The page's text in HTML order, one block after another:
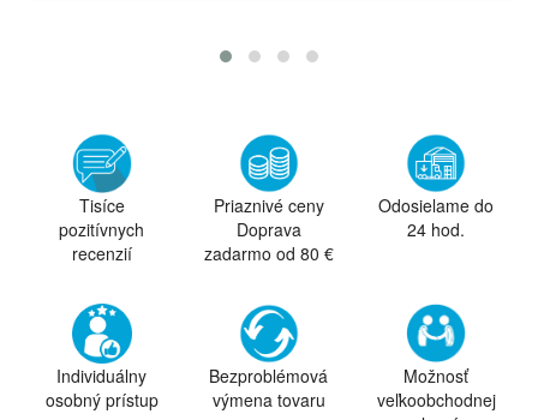
Tisíce
pozitívnych
recenzií
Priaznivé ceny
Doprava
zadarmo od 80 €
Odosielame do
24 hod.
Individuálny
osobný prístup
Bezproblémová
výmena tovaru
Možnosť
veľkoobchodnej